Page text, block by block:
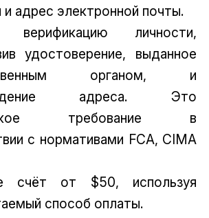
и адрес электронной почты.
верификацию личности,
удостоверение, выданное
органом, и
адреса. Это
требование в
с нормативами FCA, CIMA
счёт от $50, используя
способ оплаты.